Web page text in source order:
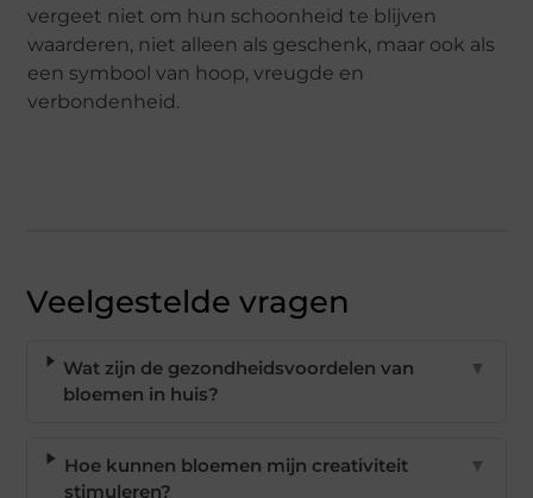
vergeet niet om hun schoonheid te blijven
waarderen, niet alleen als geschenk, maar ook als
een symbool van hoop, vreugde en
verbondenheid.
Veelgestelde vragen
Wat zijn de gezondheidsvoordelen van
bloemen in huis?
▼
Hoe kunnen bloemen mijn creativiteit
stimuleren?
▼